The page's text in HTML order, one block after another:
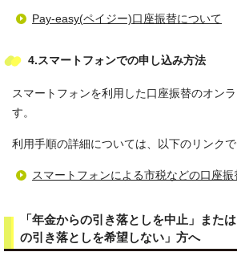
Pay-easy(ペイジー)口座振替について
4.スマートフォンでの申し込み方法
スマートフォンを利用した口座振替のオン
す。
利用手順の詳細については、以下のリンクで
スマートフォンによる市税などの口座振
「年金からの引き落としを中止」また
の引き落としを希望しない」方へ